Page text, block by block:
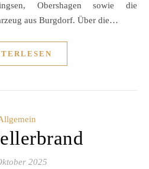
Obershagen sowie die
aus Burgdorf. Über die…
2025